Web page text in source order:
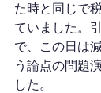
た時と同じで
ていました。
で、この日は
う論点の問題
した。